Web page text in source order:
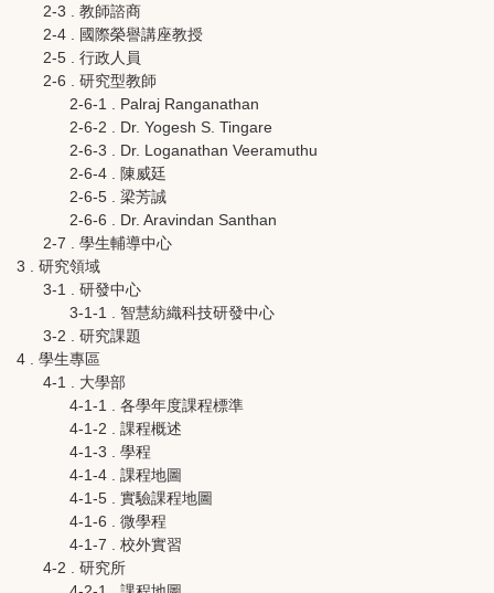
2-3 . 教師諮商
2-4 . 國際榮譽講座教授
2-5 . 行政人員
2-6 . 研究型教師
2-6-1 . Palraj Ranganathan
2-6-2 . Dr. Yogesh S. Tingare
2-6-3 . Dr. Loganathan Veeramuthu
2-6-4 . 陳威廷
2-6-5 . 梁芳誠
2-6-6 . Dr. Aravindan Santhan
2-7 . 學生輔導中心
3 . 研究領域
3-1 . 研發中心
3-1-1 . 智慧紡織科技研發中心
3-2 . 研究課題
4 . 學生專區
4-1 . 大學部
4-1-1 . 各學年度課程標準
4-1-2 . 課程概述
4-1-3 . 學程
4-1-4 . 課程地圖
4-1-5 . 實驗課程地圖
4-1-6 . 微學程
4-1-7 . 校外實習
4-2 . 研究所